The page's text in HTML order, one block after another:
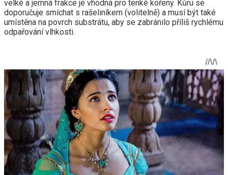
velké a jemná frakce je vhodná pro tenké kořeny. Kůru se
doporučuje smíchat s rašeliníkem (volitelně) a musí být také
umístěna na povrch substrátu, aby se zabránilo příliš rychlému
odpařování vlhkosti.